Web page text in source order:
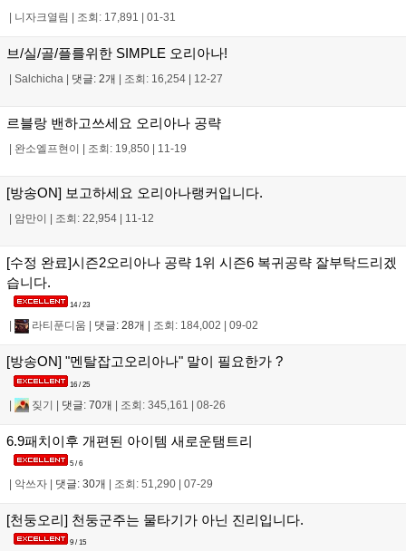
| 니자크열림 | 조회: 17,891 | 01-31
브/실/골/플를위한 SIMPLE 오리아나!
| Salchicha | 댓글: 2개 | 조회: 16,254 | 12-27
르블랑 밴하고쓰세요 오리아나 공략
| 완소엘프현이 | 조회: 19,850 | 11-19
[방송ON] 보고하세요 오리아나랭커입니다.
| 암만이 | 조회: 22,954 | 11-12
[수정 완료]시즌2오리아나 공략 1위 시즌6 복귀공략 잘부탁드리겠
습니다.
14 / 23
라티푼디움 댓글: 28개 조회: 184,002 09-02
[방송ON] "멘탈잡고오리아나" 말이 필요한가 ?
16 / 25
| 짖기 | 댓글: 70개 | 조회: 345,161 | 08-26
6.9패치이후 개편된 아이템 새로운탬트리
5 / 6
악쓰자 댓글: 30개 조회: 51,290 07-29
[천둥오리] 천둥군주는 물타기가 아닌 진리입니다.
9 / 15